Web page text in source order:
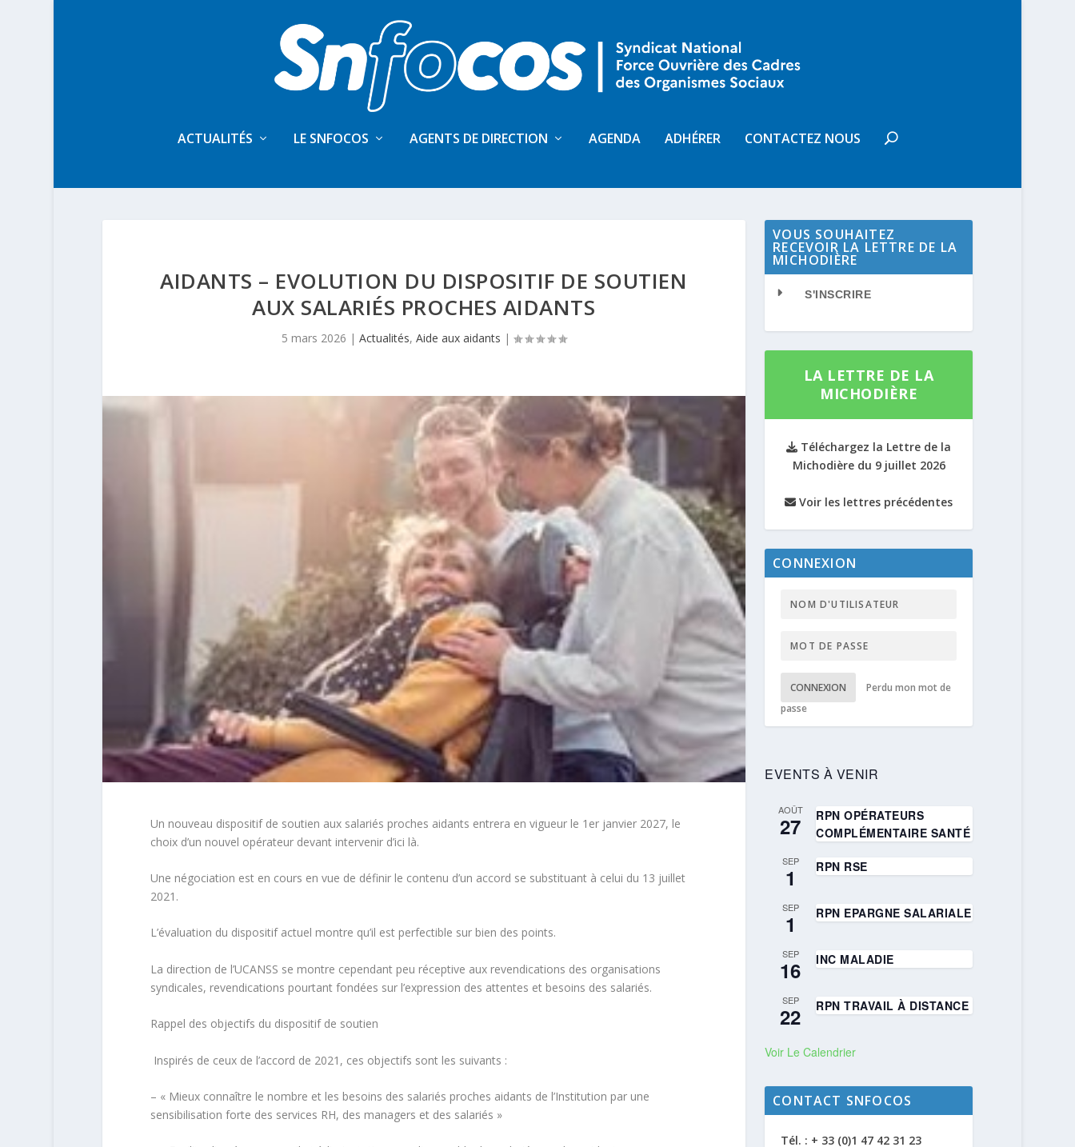
ACTUALITÉS LE SNFOCOS AGENTS DE DIRECTION AGENDA ADHÉRER CONTACTEZ NOUS
AIDANTS – EVOLUTION DU DISPOSITIF DE SOUTIEN
AUX SALARIÉS PROCHES AIDANTS
5 mars 2026 | Actualités, Aide aux aidants |
Un nouveau dispositif de soutien aux salariés proches aidants entrera en vigueur le 1er janvier 2027, le
choix d’un nouvel opérateur devant intervenir d’ici là.
Une négociation est en cours en vue de définir le contenu d’un accord se substituant à celui du 13 juillet
2021.
L’évaluation du dispositif actuel montre qu’il est perfectible sur bien des points.
La direction de l’UCANSS se montre cependant peu réceptive aux revendications des organisations
syndicales, revendications pourtant fondées sur l’expression des attentes et besoins des salariés.
Rappel des objectifs du dispositif de soutien
Inspirés de ceux de l’accord de 2021, ces objectifs sont les suivants :
– « Mieux connaître le nombre et les besoins des salariés proches aidants de l’Institution par une
sensibilisation forte des services RH, des managers et des salariés »
VOUS SOUHAITEZ
RECEVOIR LA LETTRE DE LA
MICHODIÈRE
S'INSCRIRE
LA LETTRE DE LA
MICHODIÈRE
Téléchargez la Lettre de la
Michodière du 9 juillet 2026
Voir les lettres précédentes
CONNEXION
CONNEXION
Perdu mon mot de
passe
EVENTS À VENIR
AOÛT
27
RPN OPÉRATEURS
COMPLÉMENTAIRE SANTÉ
SEP
1 RPN RSE
SEP
1 RPN EPARGNE SALARIALE
SEP
16 INC MALADIE
SEP
22 RPN TRAVAIL À DISTANCE
Voir Le Calendrier
CONTACT SNFOCOS
Tél. : + 33 (0)1 47 42 31 23